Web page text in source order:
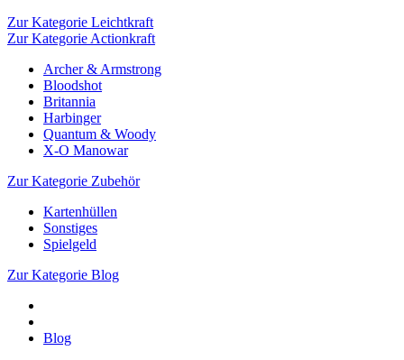
Zur Kategorie Leichtkraft
Zur Kategorie Actionkraft
Archer & Armstrong
Bloodshot
Britannia
Harbinger
Quantum & Woody
X-O Manowar
Zur Kategorie Zubehör
Kartenhüllen
Sonstiges
Spielgeld
Zur Kategorie Blog
Blog